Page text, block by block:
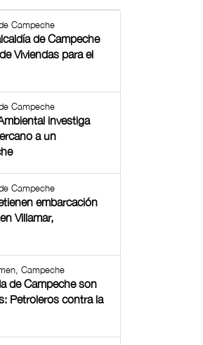
Campeche
de Campeche
Viviendas para el
Campeche
investiga
a un
Campeche
embarcación
Villamar,
Campeche
de Campeche son
Petroleros contra la